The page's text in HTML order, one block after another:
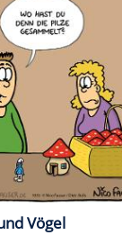
Vögel